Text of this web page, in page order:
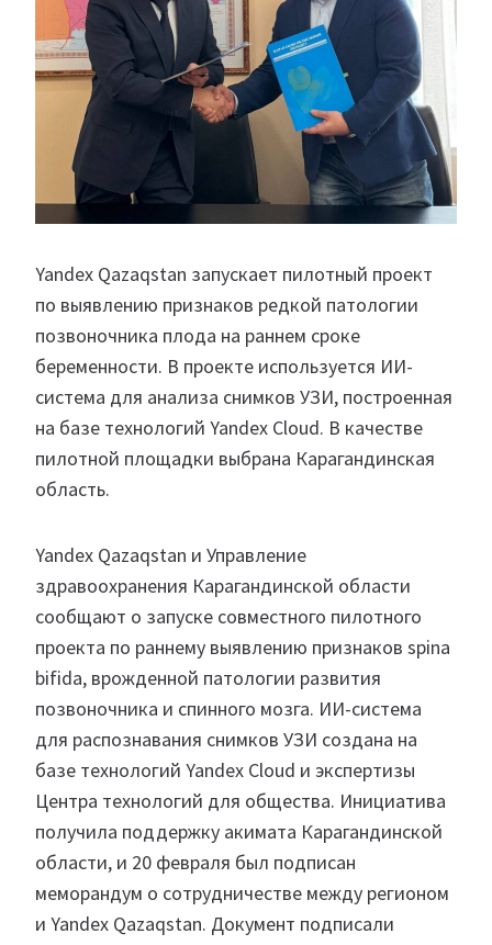
Yandex Qazaqstan запускает пилотный проект
по выявлению признаков редкой патологии
позвоночника плода на раннем сроке
беременности. В проекте используется ИИ-
система для анализа снимков УЗИ, построенная
на базе технологий Yandex Cloud. В качестве
пилотной площадки выбрана Карагандинская
область.
Yandex Qazaqstan и Управление
здравоохранения Карагандинской области
сообщают о запуске совместного пилотного
проекта по раннему выявлению признаков spina
bifida, врожденной патологии развития
позвоночника и спинного мозга. ИИ-система
для распознавания снимков УЗИ создана на
базе технологий Yandex Cloud и экспертизы
Центра технологий для общества. Инициатива
получила поддержку акимата Карагандинской
области, и 20 февраля был подписан
меморандум о сотрудничестве между регионом
и Yandex Qazaqstan. Документ подписали